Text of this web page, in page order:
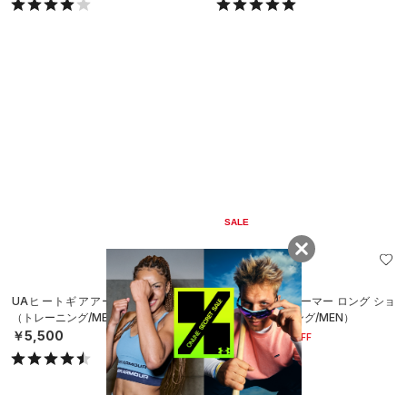
UAヒートギアアーマー レギンス
（トレーニング/MEN）
￥5,500
SALE
在庫残り僅か
UAヒートギアアーマー ロング ショ
ーツ（トレーニング/MEN）
￥3,080 30%OFF
￥4,400